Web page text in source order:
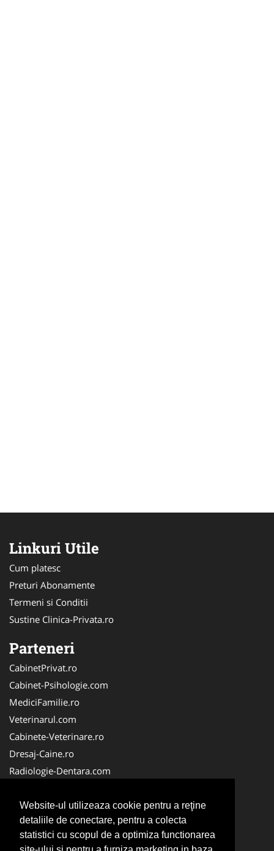
Website-ul utilizeaza cookie pentru a reţine
detaliile de conectare, pentru a colecta
statistici cu scopul de a optimiza functionarea
Linkuri Utile
Cum platesc
Preturi Abonamente
Termeni si Conditii
Sustine Clinica-Privata.ro
Parteneri
CabinetPrivat.ro
Cabinet-Psihologie.com
MediciFamilie.ro
Veterinarul.com
Cabinete-Veterinare.ro
Dresaj-Caine.ro
Radiologie-Dentara.com
Cabinet-Individual.ro
Medic-Bun.com
Oftalmologul.ro